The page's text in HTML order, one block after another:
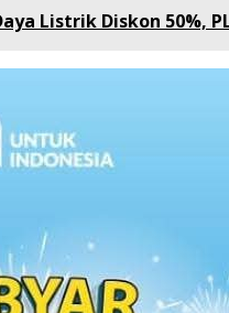
Listrik Diskon 50%,